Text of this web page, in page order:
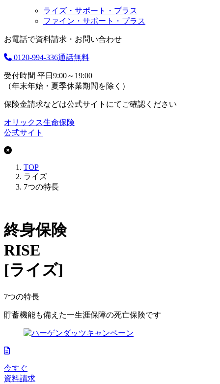
ライズ・サポート・プラス
ファイン・サポート・プラス
お電話で資料請求・お問い合わせ
0120-994-336通話無料
受付時間 平日9:00～19:00
（年末年始・夏季休業期間を除く）
保険金請求などは公式サイトにてご確認ください
オリックス生命保険
公式サイト
TOP
ライズ
7つの特長
終身保険
RISE
[ライズ]
7つの特長
貯蓄機能も備えた一生涯保障の死亡保険です
今すぐ
資料請求